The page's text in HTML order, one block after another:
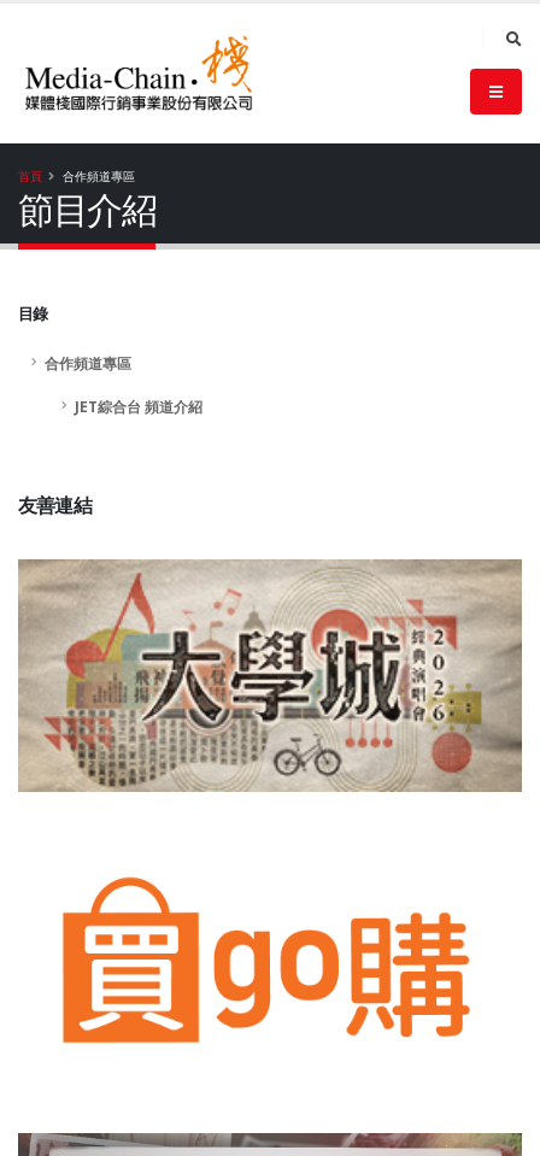
首頁 合作頻道專區
節目介紹
目錄
合作頻道專區
JET綜合台 頻道介紹
友善連結